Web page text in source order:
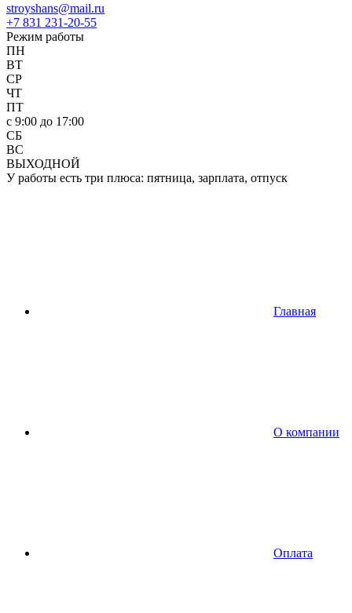
stroyshans@mail.ru
+7 831 231-20-55
Режим работы
ПН
ВТ
СР
ЧТ
ПТ
c 9:00 до 17:00
СБ
ВС
ВЫХОДНОЙ
У работы есть три плюса: пятница, зарплата, отпуск
Главная
О компании
Оплата